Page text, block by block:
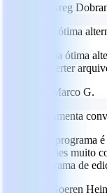
Greg
Uma ótima
É uma ótima
converter
Marco G.
Ferramenta
Este programa
funções muito
programa de
Goeren